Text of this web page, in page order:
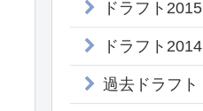
ドラフト2015
ドラフト2014
過去ドラフト